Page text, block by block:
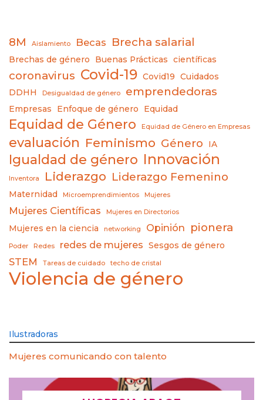
8M Aislamiento Becas Brecha salarial
Brechas de género Buenas Prácticas científicas
coronavirus Covid-19 Covid19
Cuidados
DDHH
Desigualdad de género emprendedoras
Empresas Enfoque de género Equidad
Equidad de Género Equidad de Género en Empresas
evaluación Feminismo Género IA
Igualdad de género Innovación
Inventora Liderazgo Liderazgo Femenino
Maternidad Microemprendimientos Mujeres
Mujeres Científicas Mujeres en Directorios
Mujeres en la ciencia networking Opinión pionera
Poder Redes redes de mujeres Sesgos de género
STEM Tareas de cuidado techo de cristal
Violencia de género
Ilustradoras
Mujeres comunicando con talento